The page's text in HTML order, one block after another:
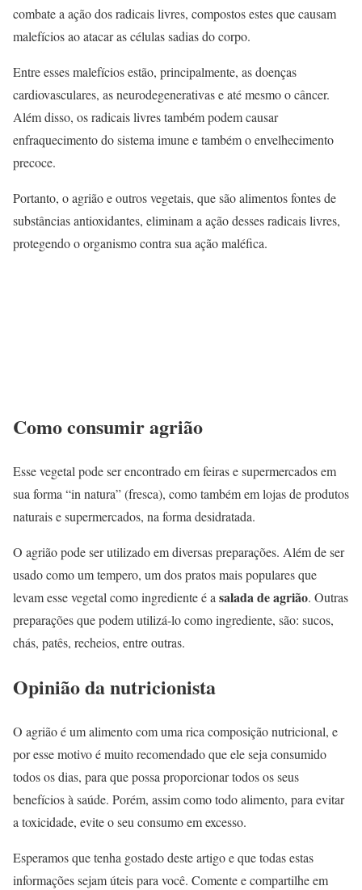
combate a ação dos radicais livres, compostos estes que causam
malefícios ao atacar as células sadias do corpo.
Entre esses malefícios estão, principalmente, as doenças
cardiovasculares, as neurodegenerativas e até mesmo o câncer.
Além disso, os radicais livres também podem causar
enfraquecimento do sistema imune e também o envelhecimento
precoce.
Portanto, o agrião e outros vegetais, que são alimentos fontes de
substâncias antioxidantes, eliminam a ação desses radicais livres,
protegendo o organismo contra sua ação maléfica.
Como consumir agrião
Esse vegetal pode ser encontrado em feiras e supermercados em
sua forma “in natura” (fresca), como também em lojas de produtos
naturais e supermercados, na forma desidratada.
O agrião pode ser utilizado em diversas preparações. Além de ser
usado como um tempero, um dos pratos mais populares que
levam esse vegetal como ingrediente é a salada de agrião. Outras
preparações que podem utilizá-lo como ingrediente, são: sucos,
chás, patês, recheios, entre outras.
Opinião da nutricionista
O agrião é um alimento com uma rica composição nutricional, e
por esse motivo é muito recomendado que ele seja consumido
todos os dias, para que possa proporcionar todos os seus
benefícios à saúde. Porém, assim como todo alimento, para evitar
a toxicidade, evite o seu consumo em excesso.
Esperamos que tenha gostado deste artigo e que todas estas
informações sejam úteis para você. Comente e compartilhe em